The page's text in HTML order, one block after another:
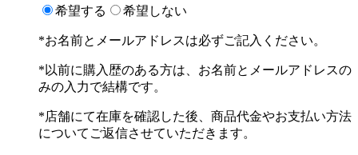
希望する 希望しない
*お名前とメールアドレスは必ずご記入ください。
*以前に購入歴のある方は、お名前とメールアドレスの
みの入力で結構です。
*店舗にて在庫を確認した後、商品代金やお支払い方法
についてご返信させていただきます。